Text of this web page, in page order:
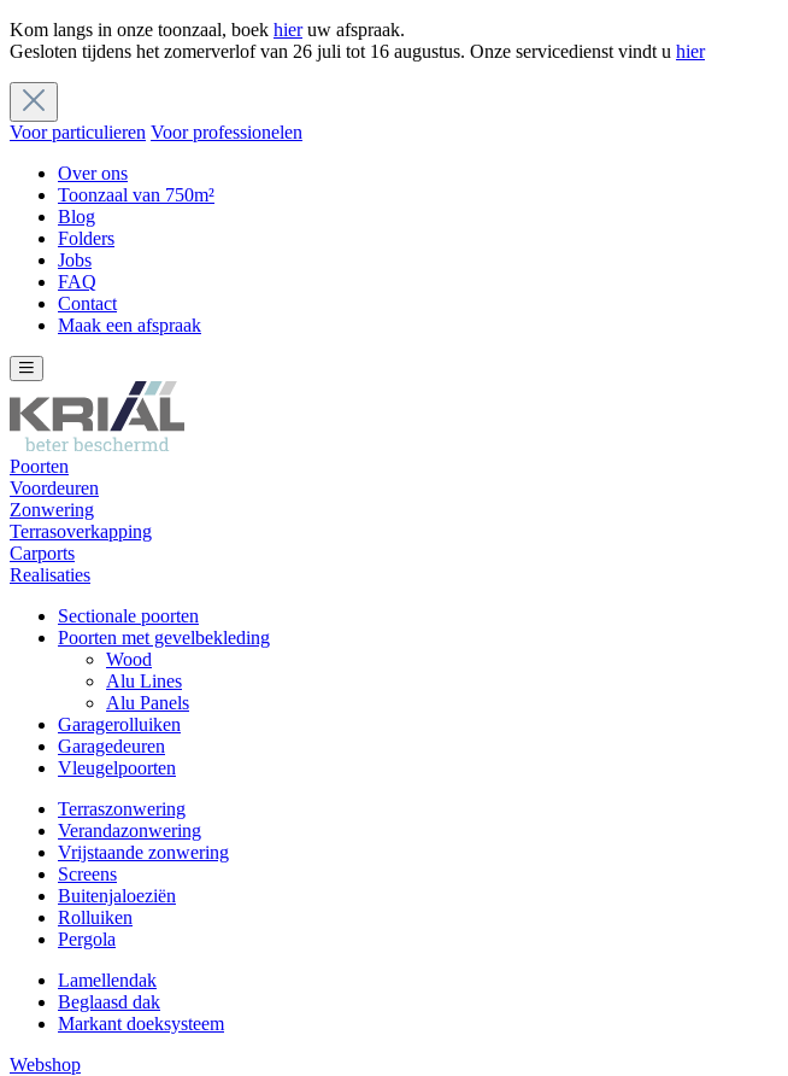
Kom langs in onze toonzaal, boek hieruw afspraak.
Gesloten tijdens het zomerverlof van 26 juli tot 16 augustus. Onze servicedienst vindt u hier
Voor particulieren Voor professionelen
Over ons
Toonzaal van 750m²
Blog
Folders
Jobs
FAQ
Contact
Maak een afspraak
Poorten
Voordeuren
Zonwering
Terrasoverkapping
Carports
Realisaties
Sectionale poorten
Poorten met gevelbekleding
Wood
Alu Lines
Alu Panels
Garagerolluiken
Garagedeuren
Vleugelpoorten
Terraszonwering
Verandazonwering
Vrijstaande zonwering
Screens
Buitenjaloeziën
Rolluiken
Pergola
Lamellendak
Beglaasd dak
Markant doeksysteem
Webshop